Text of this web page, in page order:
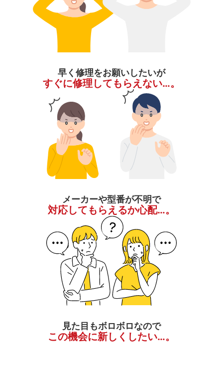
早く修理をお願いしたいが
すぐに修理してもらえない…。
メーカーや型番が不明で
対応してもらえるか心配…。
見た目もボロボロなので
この機会に新しくしたい…。